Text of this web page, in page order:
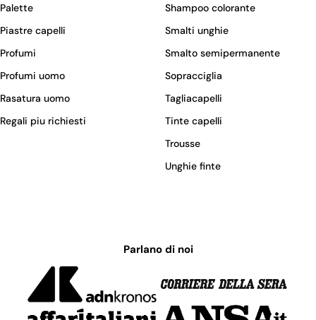
Palette
Piastre capelli
Profumi
Profumi uomo
Rasatura uomo
Regali piu richiesti
Shampoo colorante
Smalti unghie
Smalto semipermanente
Sopracciglia
Tagliacapelli
Tinte capelli
Trousse
Unghie finte
Parlano di noi